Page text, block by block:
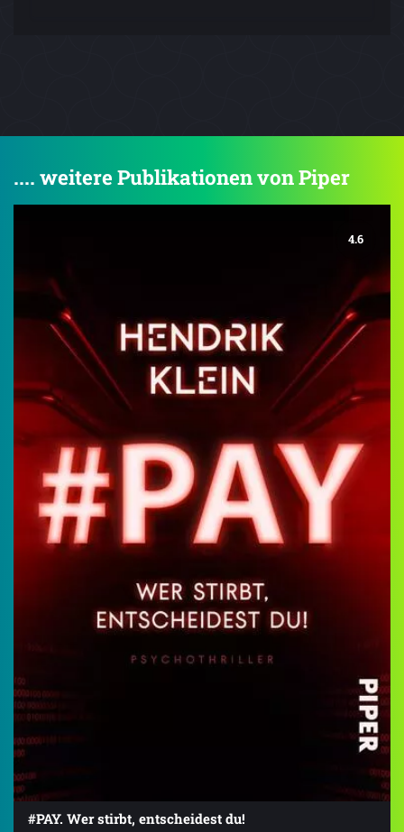
.... weitere Publikationen von Piper
4.6
#PAY. Wer stirbt, entscheidest du!